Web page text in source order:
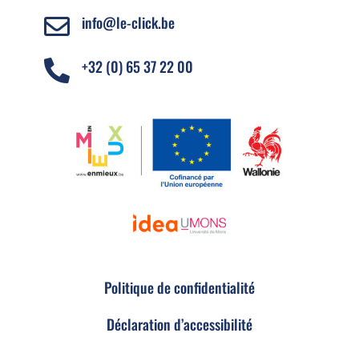
 info@le-click.be
 +32 (0) 65 37 22 00
Politique de confidentialité
Déclaration d’accessibilité